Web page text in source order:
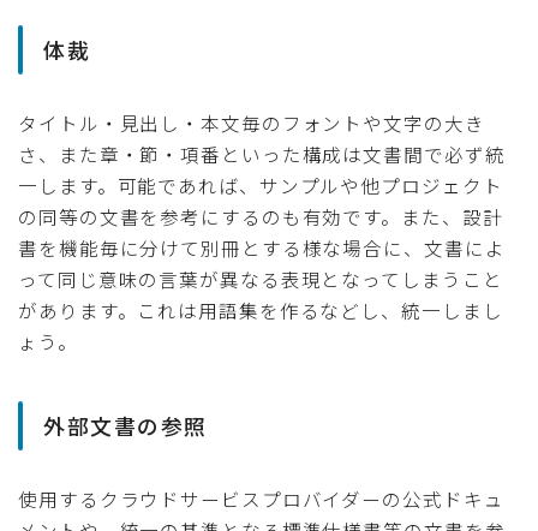
体裁
タイトル・見出し・本文毎のフォントや文字の大き
さ、また章・節・項番といった構成は文書間で必ず統
一します。可能であれば、サンプルや他プロジェクト
の同等の文書を参考にするのも有効です。また、設計
書を機能毎に分けて別冊とする様な場合に、文書によ
って同じ意味の言葉が異なる表現となってしまうこと
があります。これは用語集を作るなどし、統一しまし
ょう。
外部文書の参照
使用するクラウドサービスプロバイダーの公式ドキュ